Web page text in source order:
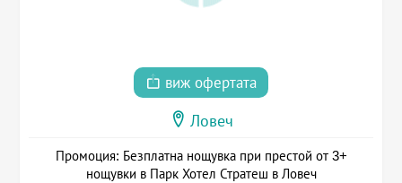
виж офертата
Ловеч
Промоция: Безплатна нощувка при престой от 3+
нощувки в Парк Хотел Стратеш в Ловеч